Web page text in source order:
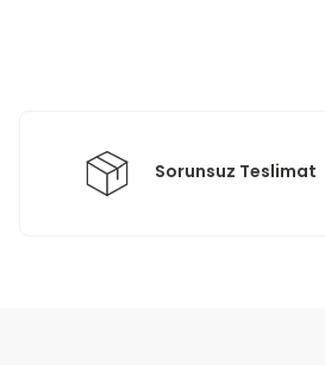
Sorunsuz Teslimat